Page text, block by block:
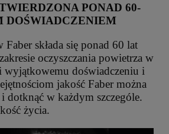
PONAD 60-
DOŚWIADCZENIEM
składa się ponad 60 lat
oczyszczania powietrza w
wyjątkowemu doświadczeniu i
jakość Faber można
dotknąć w każdym szczególe.
życia.